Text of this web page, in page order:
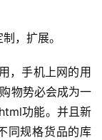
，扩展。
物势必会成为一
功能。并且新
同规格货品的库